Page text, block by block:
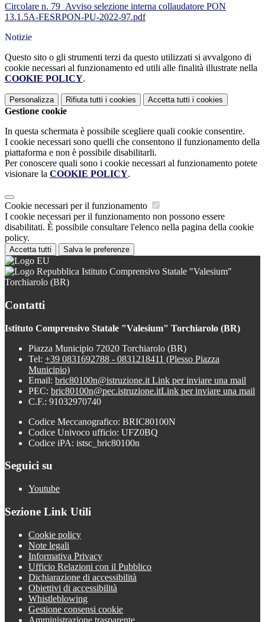
Circolare n. 79_Avviso selezione interna collaudatore PON
13.1.5A-FESRPON-PU-2022-97.pdf
Notizie
Questo sito o gli strumenti terzi da questo utilizzati si avvalgono di
cookie necessari al funzionamento ed utili alle finalità illustrate nella
COOKIE POLICY.
Personalizza Rifiuta tutti i cookies Accetta tutti i cookies
Gestione cookie
In questa schermata è possibile scegliere quali cookie consentire.
I cookie necessari sono quelli che consentono il funzionamento della
piattaforma e non è possibile disabilitarli.
Per conoscere quali sono i cookie necessari al funzionamento potete
visionare la COOKIE POLICY.
Cookie necessari per il funzionamento
I cookie necessari per il funzionamento non possono essere
disabilitati. È possibile consultare l'elenco nella pagina della cookie
policy.
Accetta tutti Salva le preferenze
Istituto Comprensivo Statale "Valesium"
Torchiarolo (BR)
Contatti
Istituto Comprensivo Statale "Valesium" Torchiarolo (BR)
Piazza Municipio 72020 Torchiarolo (BR)
Tel: +39 0831692788 - 0831218411 (Plesso Piazza
Municipio)
Email: bric80100n@istruzione.it Link per inviare una mail
PEC: bric80100n@pec.istruzione.itLink per inviare una mail
C.F.: 91032970740
Codice Meccanografico: BRIC80100N
Codice Univoco ufficio: UFZ0BQ
Codice iPA: istsc_bric80100n
Seguici su
Youtube
Sezione Link Utili
Cookie policy
Note legali
Informativa Privacy
Ufficio Relazioni con il Pubblico
Dichiarazione di accessibilità
Obiettivi di accessibilità
Whistleblowing
Gestione consensi cookie
Amministrazione trasparente